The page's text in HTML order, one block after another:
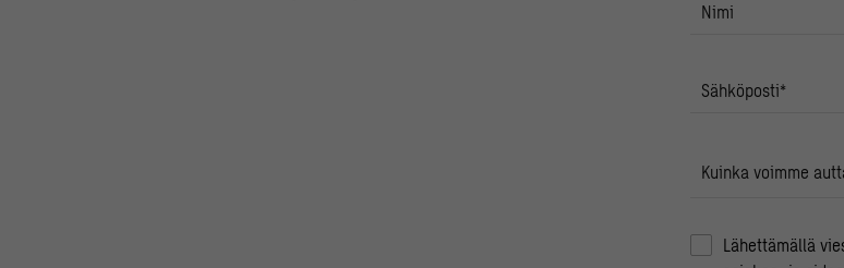
Nimi
Sähköposti*
Kuinka voimme
Lähettämällä